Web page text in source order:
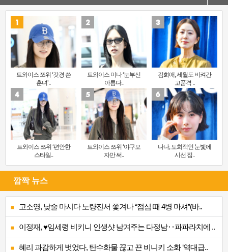
트와이스 쯔위 ‘갓경 쓴
훈녀’..
트와이스 미나 ‘눈부신
아름다..
김희애, 세월도 비켜간
고품격 ..
트와이스 쯔위 ‘편안한
스타일..
트와이스 쯔위 ‘야구모
자만 써..
나나, 도회적인 눈빛에
시선 집..
깜짝 뉴스
고소영, 낮술 마시다 노량진서 쫓겨나 “점심 때 4병 마셔”(바..
이정재, ♥임세령 비키니 인생샷 남겨주는 다정남‥파파라치에 ..
혜리 과감하게 벗었다, 탄수화물 끊고 끈 비니키 소화 ‘역대급..